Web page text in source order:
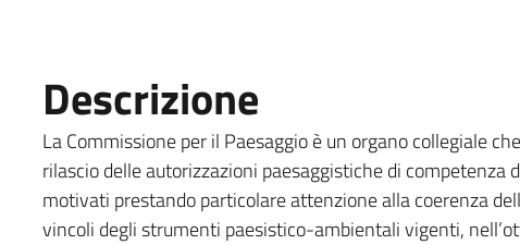
Descrizione
La Commissione per il Paesaggio è un organo collegiale
rilascio delle autorizzazioni paesaggistiche di competenza
motivati prestando particolare attenzione alla coerenza
vincoli degli strumenti paesistico-ambientali vigenti,